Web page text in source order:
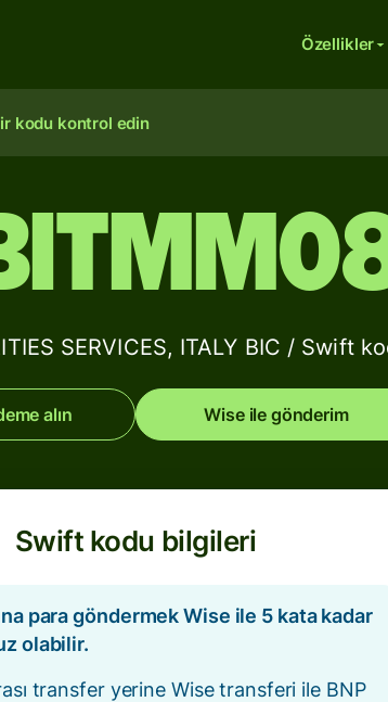
Özellikler
kodu kontrol edin
SERVICES, ITALY BIC / Swift
alın Wise ile gönderim
Swift kodu bilgileri
para göndermek Wise ile 5 kata kadar
olabilir.
transfer yerine Wise transferi ile BNP